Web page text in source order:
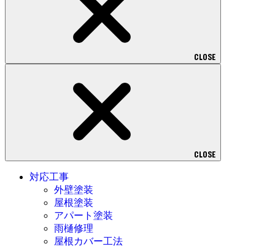
CLOSE
CLOSE
対応工事
外壁塗装
屋根塗装
アパート塗装
雨樋修理
屋根カバー工法